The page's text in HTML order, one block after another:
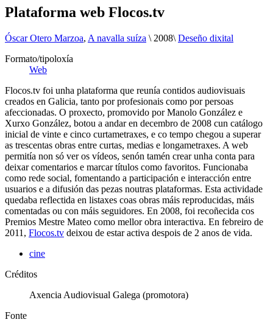
Plataforma web Flocos.tv
Óscar Otero Marzoa, A navalla suíza \ 2008\ Deseño dixital
Formato/tipoloxía
Web
Flocos.tv foi unha plataforma que reunía contidos audiovisuais
creados en Galicia, tanto por profesionais como por persoas
afeccionadas. O proxecto, promovido por Manolo González e
Xurxo González, botou a andar en decembro de 2008 cun catálogo
inicial de vinte e cinco curtametraxes, e co tempo chegou a superar
as trescentas obras entre curtas, medias e longametraxes. A web
permitía non só ver os vídeos, senón tamén crear unha conta para
deixar comentarios e marcar títulos como favoritos. Funcionaba
como rede social, fomentando a participación e interacción entre
usuarios e a difusión das pezas noutras plataformas. Esta actividade
quedaba reflectida en listaxes coas obras máis reproducidas, máis
comentadas ou con máis seguidores. En 2008, foi recoñecida cos
Premios Mestre Mateo como mellor obra interactiva. En febreiro de
2011, Flocos.tv deixou de estar activa despois de 2 anos de vida.
cine
Créditos
Axencia Audiovisual Galega (promotora)
Fonte